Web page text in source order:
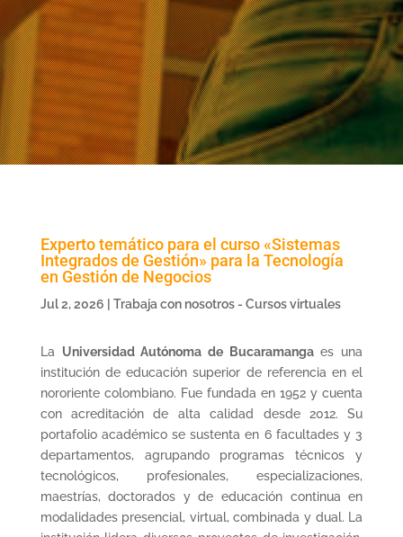
Experto temático para el curso «Sistemas
Integrados de Gestión» para la Tecnología
en Gestión de Negocios
Jul 2, 2026 Trabaja con nosotros - Cursos virtuales
La Universidad Autónoma de Bucaramangaes una
institución de educación superior de referencia en el
nororiente colombiano. Fue fundada en 1952 y cuenta
con acreditación de alta calidad desde 2012. Su
portafolio académico se sustenta en 6 facultades y 3
departamentos, agrupando programas técnicos y
tecnológicos, profesionales, especializaciones,
maestrías, doctorados y de educación continua en
modalidades presencial, virtual, combinada y dual. La